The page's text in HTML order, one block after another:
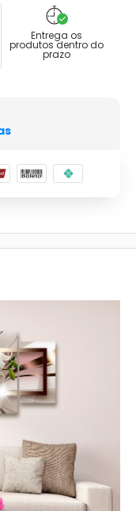
Entrega os
produtos dentro do
prazo